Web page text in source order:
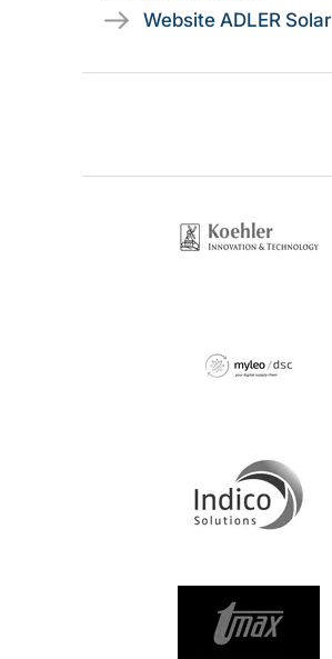
Website ADLER Solar